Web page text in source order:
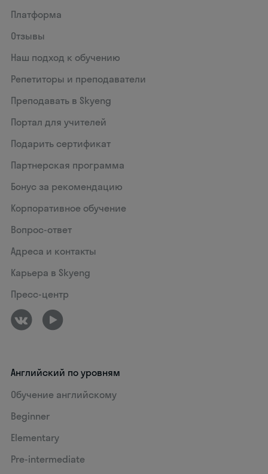
Платформа
Отзывы
Наш подход к обучению
Репетиторы и преподаватели
Преподавать в Skyeng
Портал для учителей
Подарить сертификат
Партнерская программа
Бонус за рекомендацию
Корпоративное обучение
Вопрос-ответ
Адреса и контакты
Карьера в Skyeng
Пресс-центр
Английский по уровням
Обучение английскому
Beginner
Elementary
Pre-intermediate